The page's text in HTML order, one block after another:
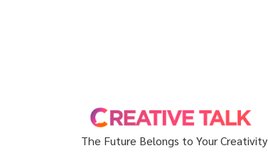
The Future Belongs to Your Creativity